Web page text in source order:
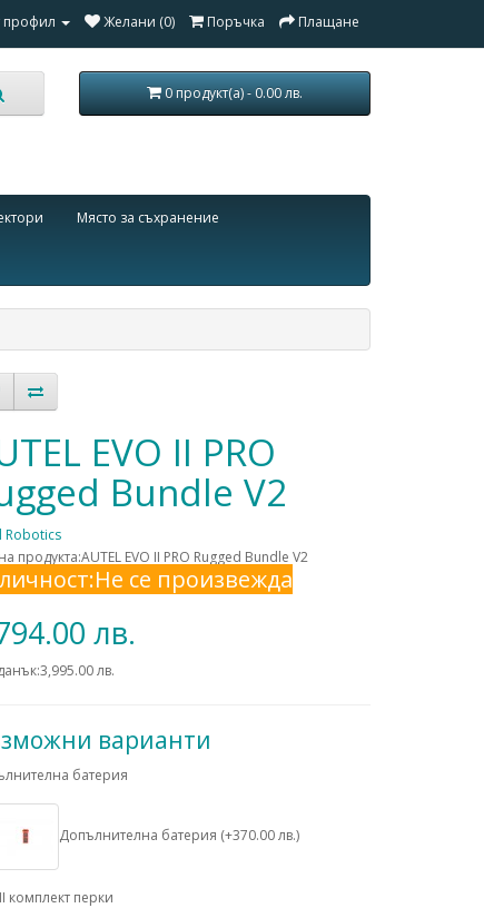
профил Желани (0) Поръчка Плащане
0 продукт(а) - 0.00 лв.
Място за съхранение
EVO II PRO
Bundle V2
Robotics
продукта:AUTEL EVO II PRO Rugged Bundle V2
се произвежда
лв.
лв.
варианти
батерия
Допълнителна батерия (+370.00 лв.)
комплект перки